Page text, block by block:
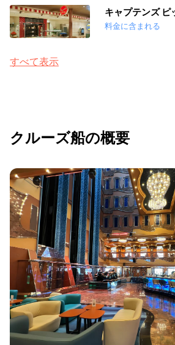
キャプテンズ ピ
料金に含まれる
すべて表示
クルーズ船の概要